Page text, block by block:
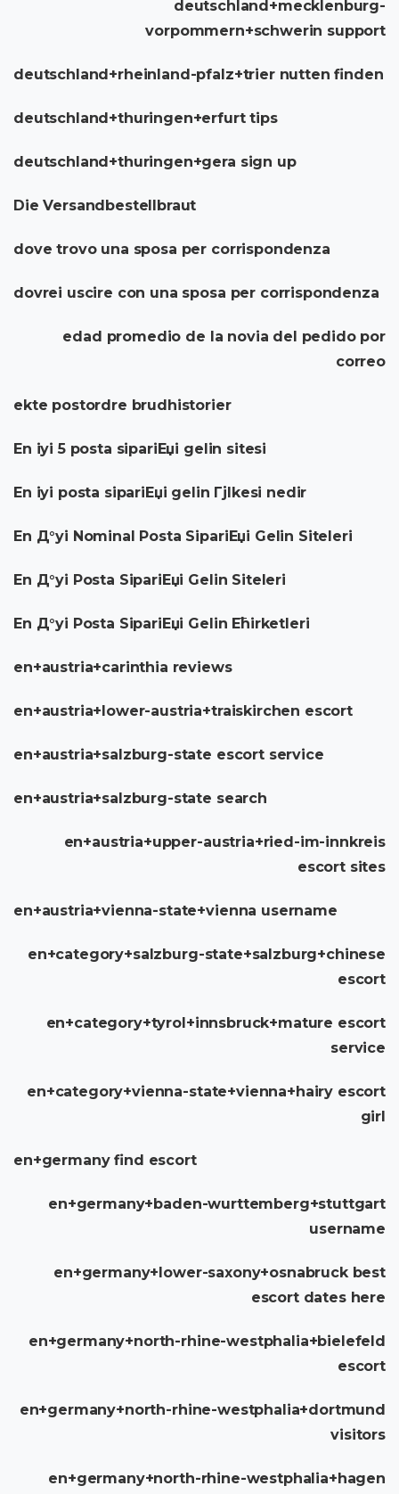
deutschland+mecklenburg-
vorpommern+schwerin support
deutschland+rheinland-pfalz+trier nutten finden
deutschland+thuringen+erfurt tips
deutschland+thuringen+gera sign up
Die Versandbestellbraut
dove trovo una sposa per corrispondenza
dovrei uscire con una sposa per corrispondenza
edad promedio de la novia del pedido por
correo
ekte postordre brudhistorier
En iyi 5 posta sipariЕџi gelin sitesi
En iyi posta sipariЕџi gelin Гјlkesi nedir
En Д°yi Nominal Posta SipariЕџi Gelin Siteleri
En Д°yi Posta SipariЕџi Gelin Siteleri
En Д°yi Posta SipariЕџi Gelin Ећirketleri
en+austria+carinthia reviews
en+austria+lower-austria+traiskirchen escort
en+austria+salzburg-state escort service
en+austria+salzburg-state search
en+austria+upper-austria+ried-im-innkreis
escort sites
en+austria+vienna-state+vienna username
en+category+salzburg-state+salzburg+chinese
escort
en+category+tyrol+innsbruck+mature escort
service
en+category+vienna-state+vienna+hairy escort
girl
en+germany find escort
en+germany+baden-wurttemberg+stuttgart
username
en+germany+lower-saxony+osnabruck best
escort dates here
en+germany+north-rhine-westphalia+bielefeld
escort
en+germany+north-rhine-westphalia+dortmund
visitors
en+germany+north-rhine-westphalia+hagen